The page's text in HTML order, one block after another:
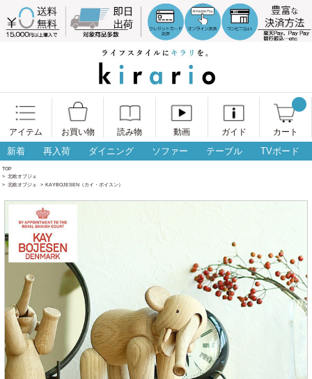
アイテム お買い物 読み物 動画 ガイド カート
新着 再入荷 ダイニング ソファー テーブル TVボード
TOP
> 北欧オブジェ
> 北欧オブジェ > KAYBOJESEN（カイ・ボイスン）